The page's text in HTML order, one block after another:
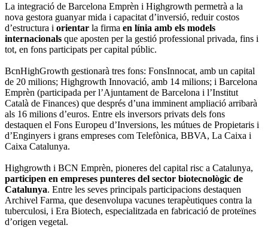
La integració de Barcelona Emprèn i Highgrowth permetrà a la
nova gestora guanyar mida i capacitat d’inversió, reduir costos
d’estructura i orientar la firma en línia amb els models
internacionals que aposten per la gestió professional privada, fins i
tot, en fons participats per capital públic.
BcnHighGrowth gestionarà tres fons: FonsInnocat, amb un capital
de 20 milions; Highgrowth Innovació, amb 14 milions; i Barcelona
Emprèn (participada per l’Ajuntament de Barcelona i l’Institut
Català de Finances) que després d’una imminent ampliació arribarà
als 16 milions d’euros. Entre els inversors privats dels fons
destaquen el Fons Europeu d’Inversions, les mútues de Propietaris i
d’Enginyers i grans empreses com Telefònica, BBVA, La Caixa i
Caixa Catalunya.
Highgrowth i BCN Emprèn, pioneres del capital risc a Catalunya,
participen en empreses punteres del sector biotecnològic de
Catalunya. Entre les seves principals participacions destaquen
Archivel Farma, que desenvolupa vacunes terapèutiques contra la
tuberculosi, i Era Biotech, especialitzada en fabricació de proteïnes
d’origen vegetal.